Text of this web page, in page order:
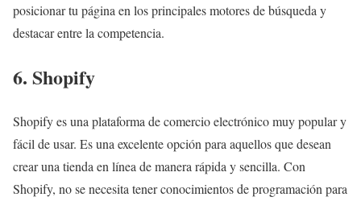
posicionar tu página en los principales motores de búsqueda y
destacar entre la competencia.
6. Shopify
Shopify es una plataforma de comercio electrónico muy popular y
fácil de usar. Es una excelente opción para aquellos que desean
crear una tienda en línea de manera rápida y sencilla. Con
Shopify, no se necesita tener conocimientos de programación para